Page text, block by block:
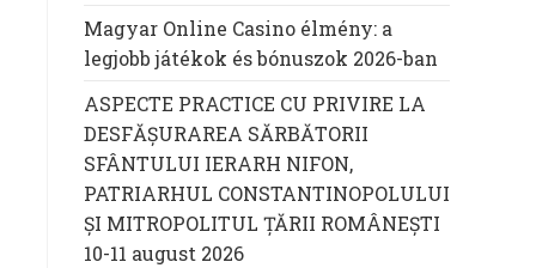
Magyar Online Casino élmény: a
legjobb játékok és bónuszok 2026-ban
ASPECTE PRACTICE CU PRIVIRE LA
DESFĂȘURAREA SĂRBĂTORII
SFÂNTULUI IERARH NIFON,
PATRIARHUL CONSTANTINOPOLULUI
ŞI MITROPOLITUL ȚĂRII ROMÂNEȘTI
10-11 august 2026